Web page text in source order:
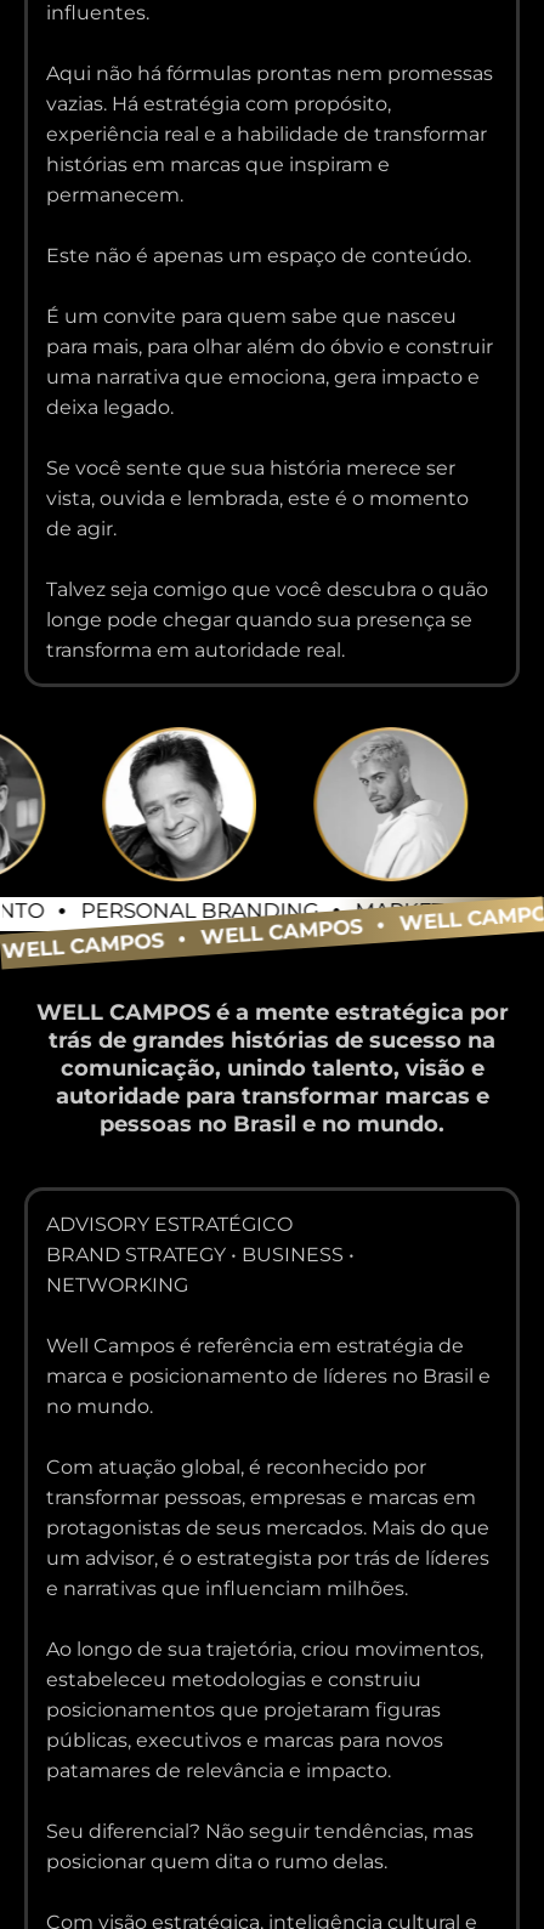
influentes.
Aqui não há fórmulas prontas nem promessas
vazias. Há estratégia com propósito,
experiência real e a habilidade de transformar
histórias em marcas que inspiram e
permanecem.
Este não é apenas um espaço de conteúdo.
É um convite para quem sabe que nasceu
para mais, para olhar além do óbvio e construir
uma narrativa que emociona, gera impacto e
deixa legado.
Se você sente que sua história merece ser
vista, ouvida e lembrada, este é o momento
de agir.
Talvez seja comigo que você descubra o quão
longe pode chegar quando sua presença se
transforma em autoridade real.
PERSONAL BRANDING MARKETING
WELL CAMPOS WELL
WELL CAMPOS
WELL CAMPOS é a mente estratégica por
trás de grandes histórias de sucesso na
comunicação, unindo talento, visão e
autoridade para transformar marcas e
pessoas no Brasil e no mundo.
ADVISORY ESTRATÉGICO
BRAND STRATEGY • BUSINESS •
NETWORKING
Well Campos é referência em estratégia de
marca e posicionamento de líderes no Brasil e
no mundo.
Com atuação global, é reconhecido por
transformar pessoas, empresas e marcas em
protagonistas de seus mercados. Mais do que
um advisor, é o estrategista por trás de líderes
e narrativas que influenciam milhões.
Ao longo de sua trajetória, criou movimentos,
estabeleceu metodologias e construiu
posicionamentos que projetaram figuras
públicas, executivos e marcas para novos
patamares de relevância e impacto.
Seu diferencial? Não seguir tendências, mas
posicionar quem dita o rumo delas.
Com visão estratégica, inteligência cultural e